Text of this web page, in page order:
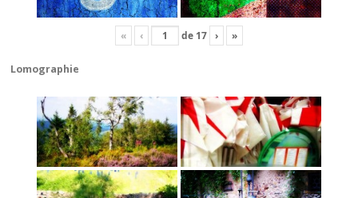
« ‹ de 17 › »
Lomographie